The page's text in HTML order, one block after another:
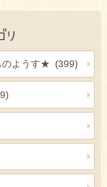
リ
のようす★ (399)